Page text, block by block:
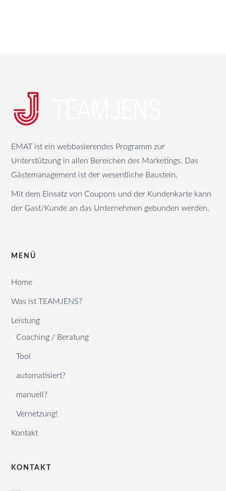
EMAT ist ein webbasierendes Programm zur
Unterstützung in allen Bereichen des Marketings. Das
Gästemanagement ist der wesentliche Baustein.
Mit dem Einsatz von Coupons und der Kundenkarte kann
der Gast/Kunde an das Unternehmen gebunden werden.
MENÜ
Home
Was ist TEAMJENS?
Leistung
Coaching / Beratung
Tool
automatisiert?
manuell?
Vernetzung!
Kontakt
KONTAKT